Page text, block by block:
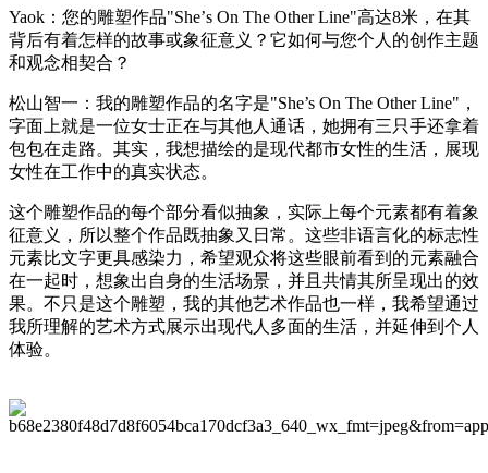
Yaok ：您的雕塑作品"She’s On The Other Line"高达8米，在其
背后有着怎样的故事或象征意义？它如何与您个人的创作主题
和观念相契合？
松山智一：我的雕塑作品的名字是"She’s On The Other Line" ，
字面上就是一位女士正在与其他人通话 ， 她拥有三只手还拿着
包包在走路。 其实， 我想描绘的是现代都市女性的生活， 展现
女性在工作中的真实状态。
这个雕塑作品的每个部分看似抽象，实际上每个元素都有着象
征意义， 所以整个作品既抽象 又日常。这些非语言化的标志性
元素比文字更具感染力，希望观众将这些眼前看到的元素融合
在一起时，想象出自身的生活场景，并且共情其所呈现出的效
果。不只是这个雕塑，我的其他艺术作品也一样 ，我希望通过
我所理解的艺术方式展示出现代人 多面的生活 ，并延伸到 个 人
体验。